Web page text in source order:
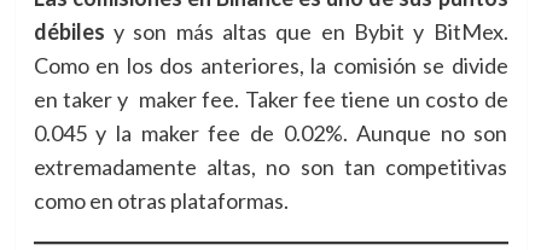
débiles y son más altas que en Bybit y BitMex.
Como en los dos anteriores, la comisión se divide
en taker y maker fee. Taker fee tiene un costo de
0.045 y la maker fee de 0.02%. Aunque no son
extremadamente altas, no son tan competitivas
como en otras plataformas.